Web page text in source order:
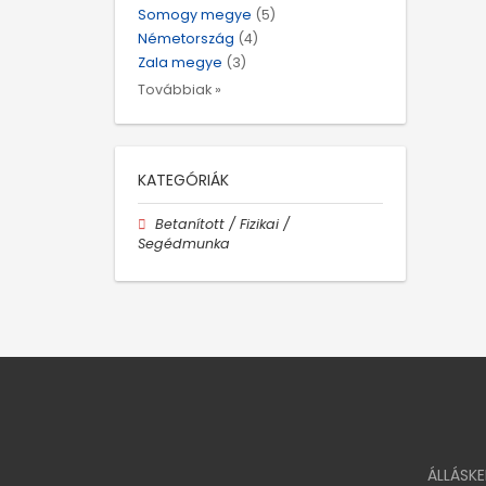
Somogy megye (5)
Németország (4)
Zala megye (3)
Továbbiak »
KATEGÓRIÁK
Betanított / Fizikai /
Segédmunka